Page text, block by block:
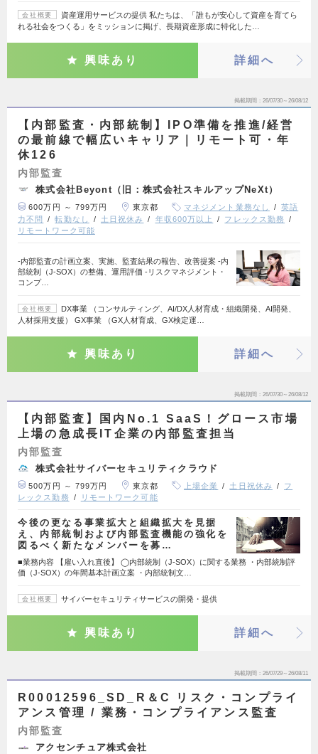
会社概要
資産運用サービスの提供 私たちは、「誰もが安心して資産を育てら
れる社会をつくる」をミッションに掲げ、長期資産形成に特化した…
興味あり 詳細へ
掲載期間 26/07/30～26/08/12
【内部監査・内部統制】IPO準備を推進/経営
の最前線で幅広いキャリア｜リモート可・年
休126
内部監査
株式会社Beyont（旧：株式会社スキルアップNeXt）
600万円 ～ 799万円 東京都 マネジメント業務なし
英語
力不問
転勤なし 土日祝休み 年収600万以上
フレックス勤務
リモートワーク可能
-内部監査の計画立案、実施、監査結果の報告、改善提案 -内
部統制（J-SOX）の整備、運用評価 -リスクマネジメント・
コンプ…
会社概要
DX事業 （コンサルティング、AI/DX人材育成・組織開発、AI開発、
人材採用支援） GX事業 （GX人材育成、GX検定運…
興味あり 詳細へ
掲載期間 26/07/30～26/08/12
【内部監査】国内No.1 SaaS！グロース市場
上場の急成長IT企業の内部監査担当
内部監査
株式会社サイバーセキュリティクラウド
500万円 ～ 799万円 東京都 上場企業 土日祝休み
フ
レックス勤務
リモートワーク可能
今後の更なる事業拡大と組織拡大を見据
え、内部統制および内部監査機能の強化を
図るべく新たなメンバーを募…
■業務内容 【雇い入れ直後】 ◯内部統制（J-SOX）に関する業務 ・内部統制評
価（J-SOX）の年間基本計画立案 ・内部統制文…
会社概要 サイバーセキュリティサービスの開発・提供
興味あり 詳細へ
掲載期間 26/07/29～26/08/11
R00012596_SD_R＆C リスク・コンプライ
アンス管理 / 業務・コンプライアンス監査
内部監査
アクセンチュア株式会社